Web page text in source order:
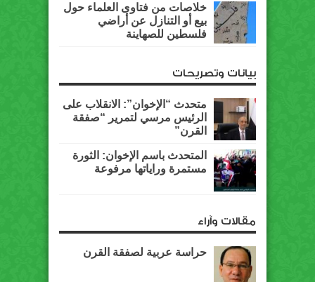
خلاصات من فتاوى العلماء حول
بيع أو التنازل عن أراضي
فلسطين للصهاينة
بيانات وتصريحات
متحدث “الإخوان”: الانقلاب على
الرئيس مرسي لتمرير “صفقة
القرن”
المتحدث باسم الإخوان: الثورة
مستمرة وراياتها مرفوعة
مقالات وآراء
حراسة عربية لصفقة القرن